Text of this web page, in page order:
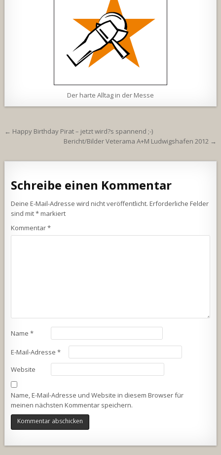
Der harte Alltag in der Messe
Beitragsnavigation
← Happy Birthday Pirat – jetzt wird?s spannend ;-)
Bericht/Bilder Veterama A+M Ludwigshafen 2012 →
Schreibe einen Kommentar
Deine E-Mail-Adresse wird nicht veröffentlicht. Erforderliche Felder
sind mit*markiert
Kommentar*
Name*
E-Mail-Adresse*
Website
Name, E-Mail-Adresse und Website in diesem Browser für
meinen nächsten Kommentar speichern.